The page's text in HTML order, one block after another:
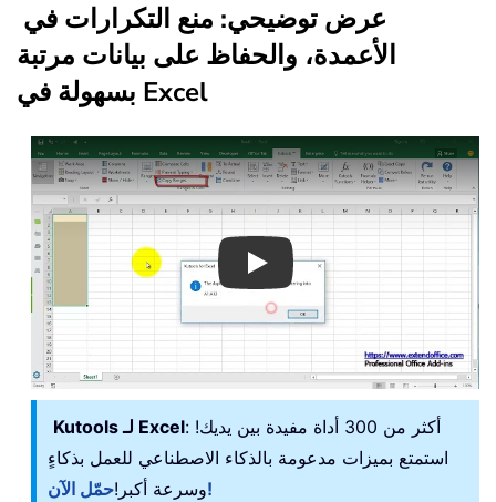
عرض توضيحي: منع التكرارات في
الأعمدة، والحفاظ على بيانات مرتبة
بسهولة في Excel
Play
Kutools لـ Excel: أكثر من 300 أداة مفيدة بين يديك!
استمتع بميزات مدعومة بالذكاء الاصطناعي للعمل بذكاءٍ
وسرعة أكبر!حمّل الآن!